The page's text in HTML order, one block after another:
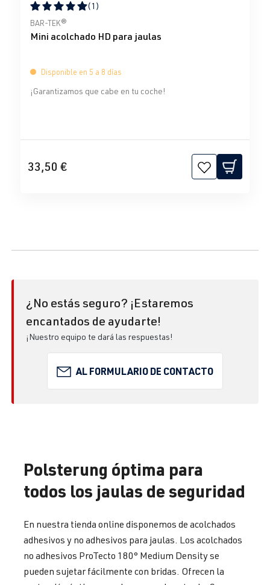
Calificación promedio de 5 de 5 estrellas
(1)
BAR-TEK®
Mini acolchado HD para jaulas
Disponible en 5 a 8 días
¡Garantizamos que cabe en tu coche!
33,50 €
¿No estás seguro? ¡Estaremos
encantados de ayudarte!
¡Nuestro equipo te dará las respuestas!
AL FORMULARIO DE CONTACTO
Polsterung óptima para
todos los jaulas de seguridad
En nuestra tienda online disponemos de acolchados
adhesivos y no adhesivos para jaulas. Los acolchados
no adhesivos ProTecto 180° Medium Density se
pueden sujetar fácilmente con bridas. Ofrecen la